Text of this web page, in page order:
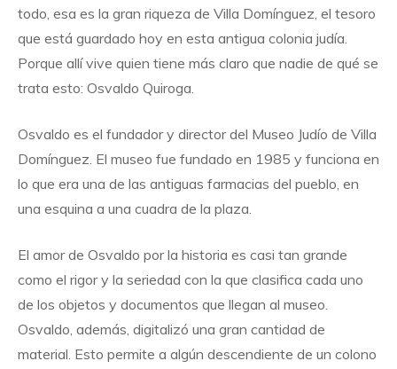
todo, esa es la gran riqueza de Villa Domínguez, el tesoro
que está guardado hoy en esta antigua colonia judía.
Porque allí vive quien tiene más claro que nadie de qué se
trata esto: Osvaldo Quiroga.
Osvaldo es el fundador y director del Museo Judío de Villa
Domínguez. El museo fue fundado en 1985 y funciona en
lo que era una de las antiguas farmacias del pueblo, en
una esquina a una cuadra de la plaza.
El amor de Osvaldo por la historia es casi tan grande
como el rigor y la seriedad con la que clasifica cada uno
de los objetos y documentos que llegan al museo.
Osvaldo, además, digitalizó una gran cantidad de
material. Esto permite a algún descendiente de un colono